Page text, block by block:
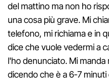
del mattino ma non ho
una cosa più grave. Mi
telefono, mi richiama e in
dice che vuole vedermi a
l'ho denunciato. Mi
dicendo che è a 6-7